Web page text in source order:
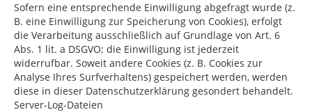
Sofern eine entsprechende Einwilligung abgefragt wurde (z.
B. eine Einwilligung zur Speicherung von Cookies), erfolgt
die Verarbeitung ausschließlich auf Grundlage von Art. 6
Abs. 1 lit. a DSGVO; die Einwilligung ist jederzeit
widerrufbar. Soweit andere Cookies (z. B. Cookies zur
Analyse Ihres Surfverhaltens) gespeichert werden, werden
diese in dieser Datenschutzerklärung gesondert behandelt.
Server-Log-Dateien